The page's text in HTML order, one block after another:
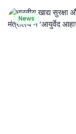
News